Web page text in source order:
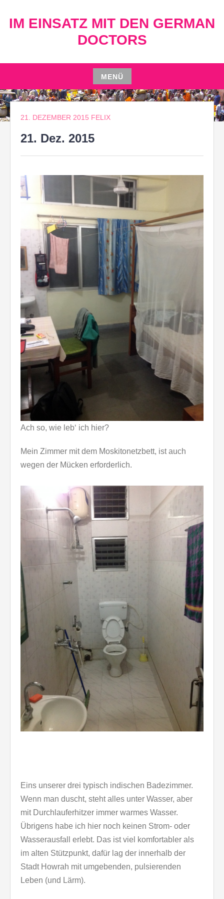
InhaltIM EINSATZ MIT DEN GERMAN
DOCTORS
MENÜ
Zum
Inhalt
springen21. DEZEMBER 2015 FELIX
21. Dez. 2015
Ach so, wie leb‘ ich hier?
Mein Zimmer mit dem Moskitonetzbett, ist auch
wegen der Mücken erforderlich.
Eins unserer drei typisch indischen Badezimmer.
Wenn man duscht, steht alles unter Wasser, aber
mit Durchlauferhitzer immer warmes Wasser.
Übrigens habe ich hier noch keinen Strom- oder
Wasserausfall erlebt. Das ist viel komfortabler als
im alten Stützpunkt, dafür lag der innerhalb der
Stadt Howrah mit umgebenden, pulsierenden
Leben (und Lärm).